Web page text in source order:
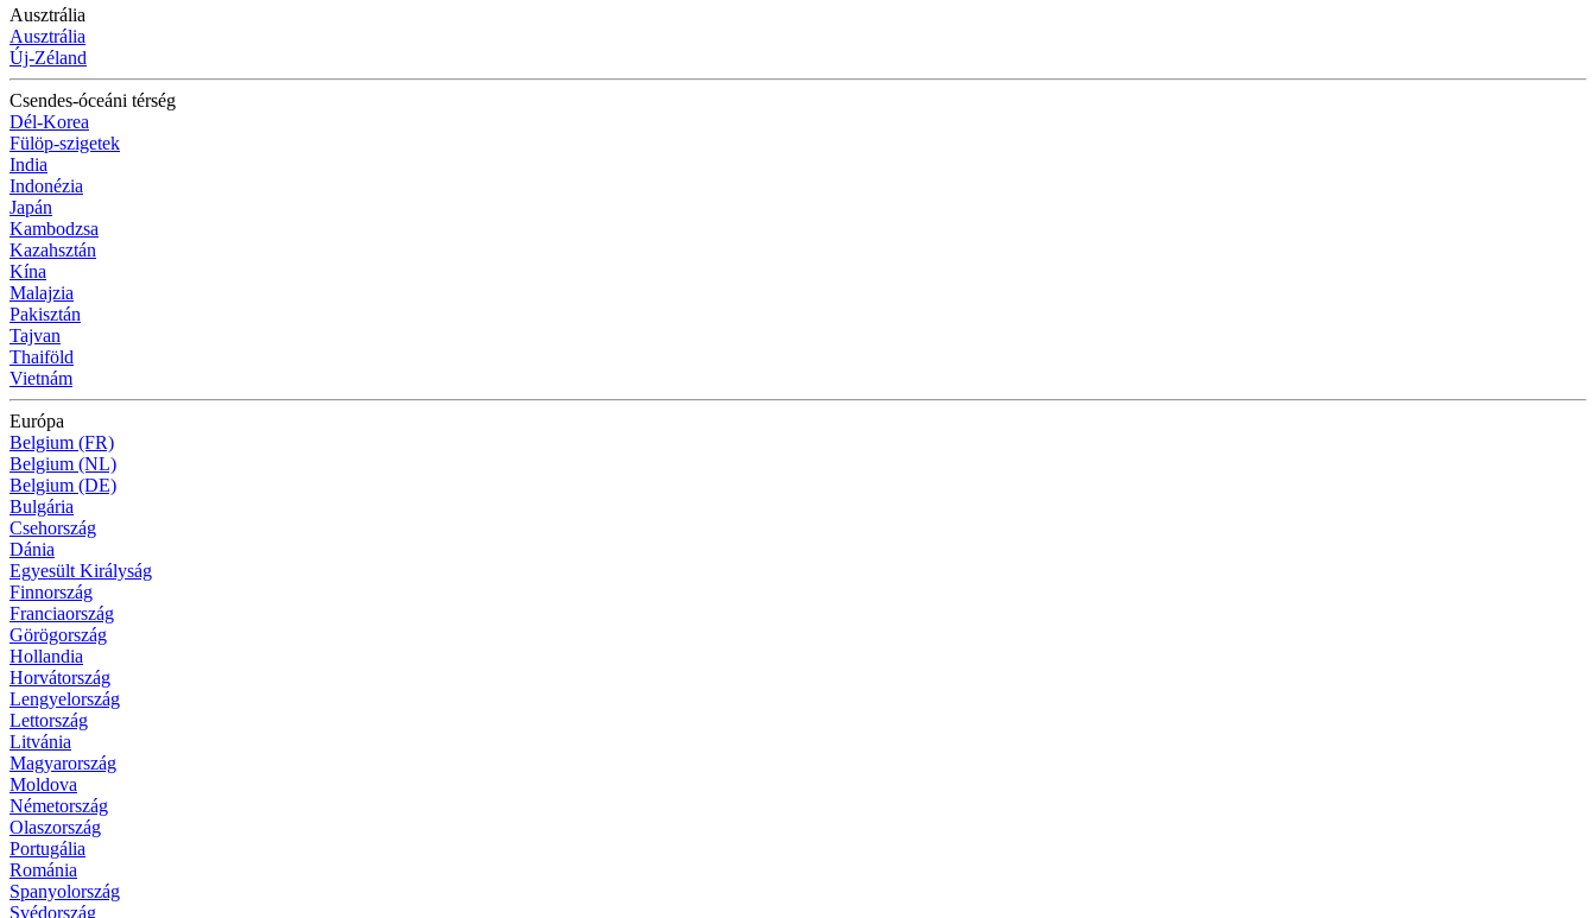
Ausztrália
Ausztrália
Új-Zéland
Csendes-óceáni térség
Dél-Korea
Fülöp-szigetek
India
Indonézia
Japán
Kambodzsa
Kazahsztán
Kína
Malajzia
Pakisztán
Tajvan
Thaiföld
Vietnám
Európa
Belgium (FR)
Belgium (NL)
Belgium (DE)
Bulgária
Csehország
Dánia
Egyesült Királyság
Finnország
Franciaország
Görögország
Hollandia
Horvátország
Lengyelország
Lettország
Litvánia
Magyarország
Moldova
Németország
Olaszország
Portugália
Románia
Spanyolország
Svédország